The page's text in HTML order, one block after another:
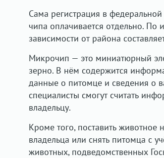
Сама регистрация в
чипа оплачивается отдельно. По
зависимости от района
Микрочип — это миниатюрный
зерно. В нём содержится
данные о питомце и сведения о
специалисты смогут считать
владельцу.
Кроме того, поставить
владельца или снять питомца с
животных, подведомственных